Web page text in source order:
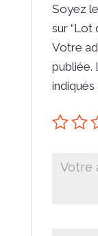
Soyez
sur “Lot
Votre
publiée.
indiqués